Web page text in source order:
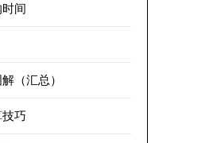
间
（汇总）
巧